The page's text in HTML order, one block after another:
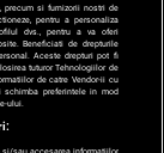
precum si furnizorii nostri de
pentru a personaliza
dvs., pentru a va oferi
Beneficiati de drepturile
Aceste drepturi pot fi
tuturor Tehnologiilor de
de catre Vendor-ii cu
schimba preferintele in mod
ului.